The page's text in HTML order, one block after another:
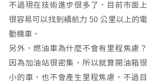
不過現在技術進步很多了，目前市面上
很容易可以找到續航力 50 公里以上的電
動機車。
另外，燃油車為什麼不會有里程焦慮？
因為加油站很密集，所以就算開油箱很
小的車，也不會產生里程焦慮。不過目